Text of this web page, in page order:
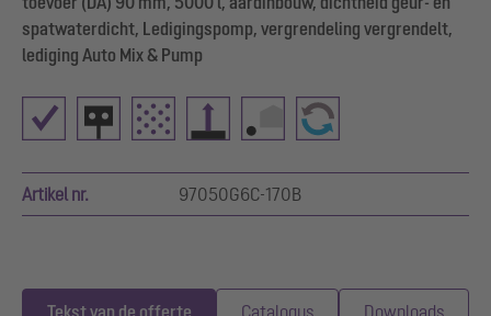
spatwaterdicht, Ledigingspomp, vergrendeling vergrendelt,
lediging Auto Mix & Pump
Artikel nr. 97050G6C-170B
Tekst van de offerte Catalogus Downloads